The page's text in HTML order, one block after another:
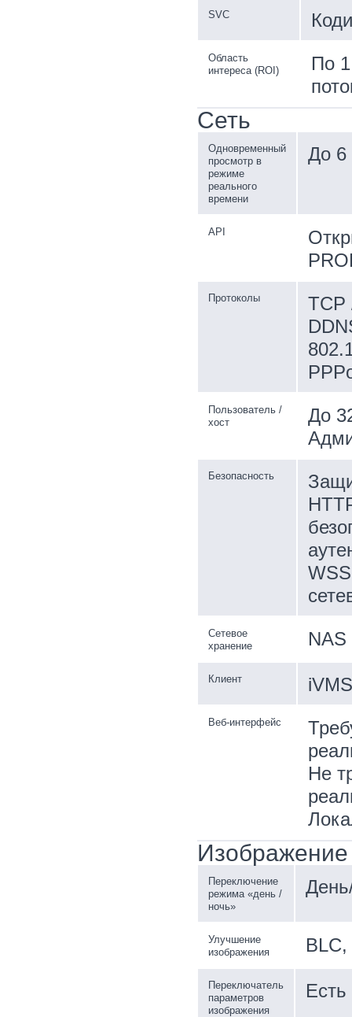
SVC
Область
интереса (ROI)
По
Сеть
Одновременный
просмотр в
режиме
реального
времени
До 6
API
Протоколы
TCP
Пользователь /
хост
До
Безопасность
Сетевое
хранение
Клиент
Веб-интерфейс
Не
Изображение
Переключение
режима «день /
ночь»
Улучшение
изображения
Переключатель
параметров
изображения
Есть